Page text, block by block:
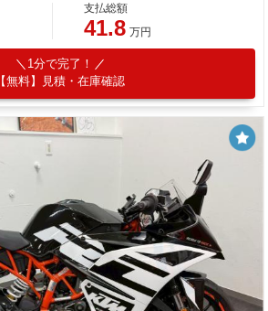
支払総額
41.8 万円
1分で完了！
【無料】見積・在庫確認